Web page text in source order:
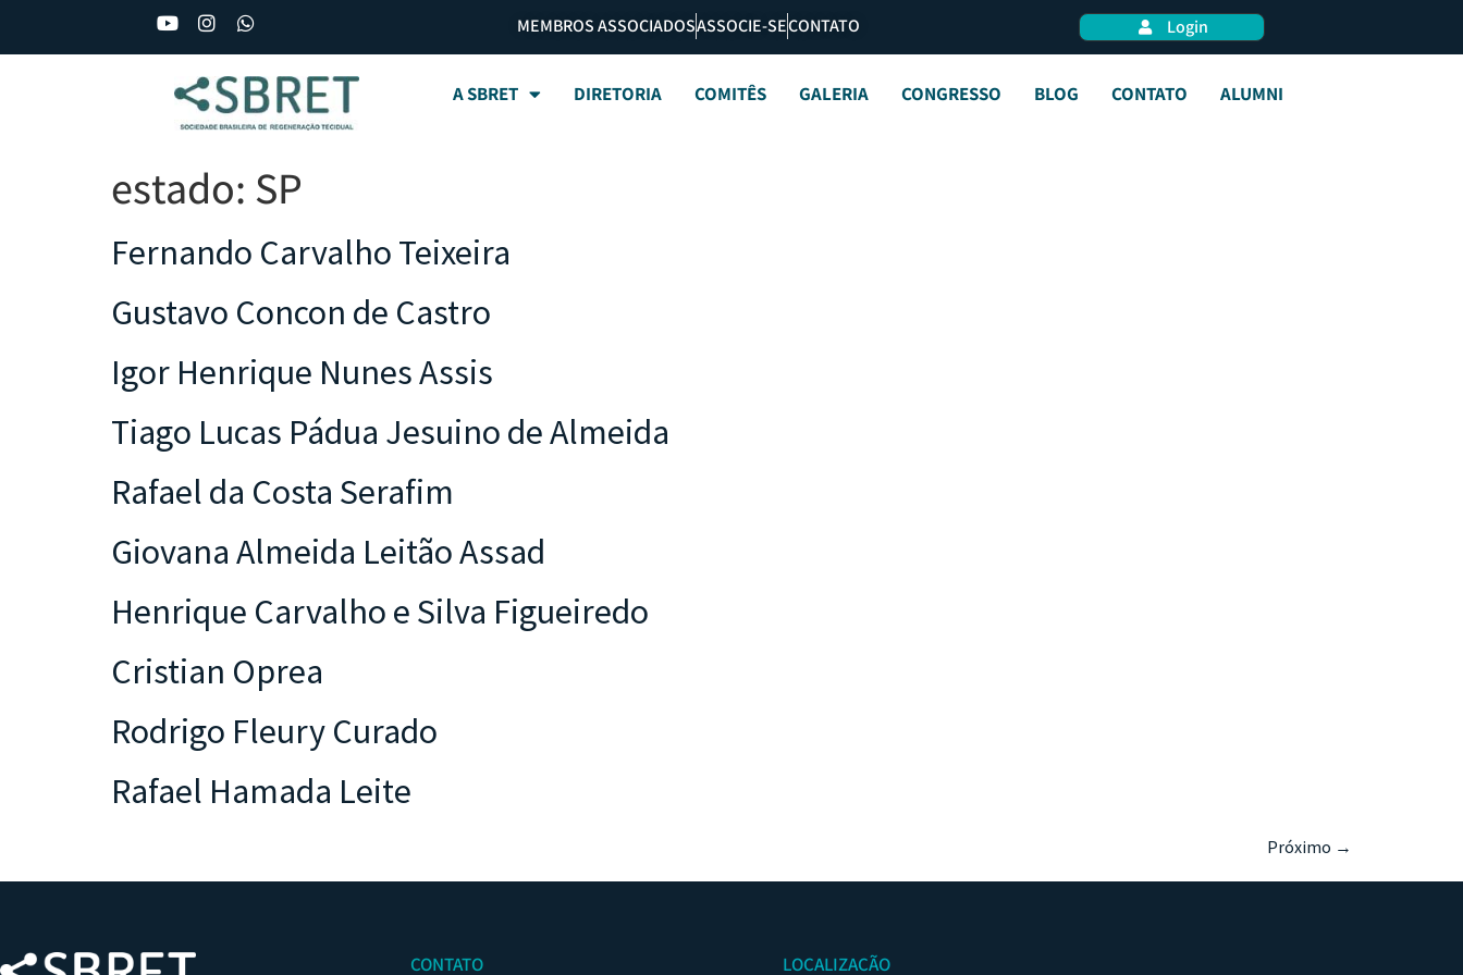
MEMBROS ASSOCIADOSASSOCIE-SECONTATO Login
A SBRET DIRETORIA COMITÊS GALERIA CONGRESSO BLOG CONTATO ALUMNI
estado: SP
Fernando Carvalho Teixeira
Gustavo Concon de Castro
Igor Henrique Nunes Assis
Tiago Lucas Pádua Jesuino de Almeida
Rafael da Costa Serafim
Giovana Almeida Leitão Assad
Henrique Carvalho e Silva Figueiredo
Cristian Oprea
Rodrigo Fleury Curado
Rafael Hamada Leite
Próximo →
CONTATO LOCALIZAÇÃO